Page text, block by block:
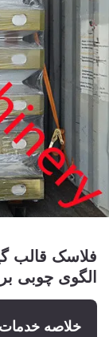
الگوی چوبی
خلاصه خدمات